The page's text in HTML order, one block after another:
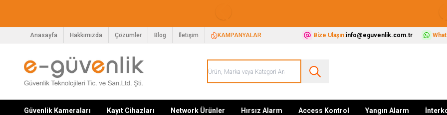
Anasayfa Hakkımızda Çözümler Blog İletişim KAMPANYALAR Bize Ulaşın:info@eguvenlik.com.tr
Güvenlik Kameraları Kayıt Cihazları Network Ürünler Hırsız Alarm Access Kontrol Yangın Alarm